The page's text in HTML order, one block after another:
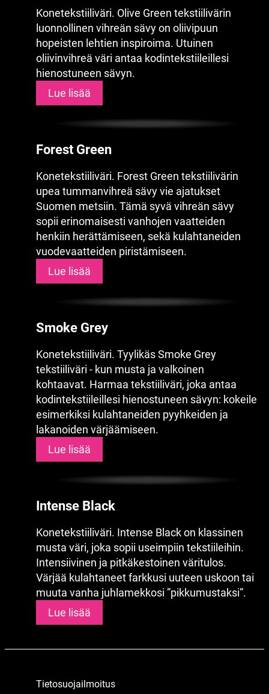
Konetekstiiliväri. Olive Green tekstiilivärin
luonnollinen vihreän sävy on oliivipuun
hopeisten lehtien inspiroima. Utuinen
oliivinvihreä väri antaa kodintekstiileillesi
hienostuneen sävyn.
Lue lisää
Forest Green
Konetekstiiliväri. Forest Green tekstiilivärin
upea tummanvihreä sävy vie ajatukset
Suomen metsiin. Tämä syvä vihreän sävy
sopii erinomaisesti vanhojen vaatteiden
henkiin herättämiseen, sekä kulahtaneiden
vuodevaatteiden piristämiseen.
Lue lisää
Smoke Grey
Konetekstiiliväri. Tyylikäs Smoke Grey
tekstiiliväri - kun musta ja valkoinen
kohtaavat. Harmaa tekstiiliväri, joka antaa
kodintekstiileillesi hienostuneen sävyn: kokeile
esimerkiksi kulahtaneiden pyyhkeiden ja
lakanoiden värjäämiseen.
Lue lisää
Intense Black
Konetekstiiliväri. Intense Black on klassinen
musta väri, joka sopii useimpiin tekstiileihin.
Intensiivinen ja pitkäkestoinen väritulos.
Värjää kulahtaneet farkkusi uuteen uskoon tai
muuta vanha juhlamekkosi ”pikkumustaksi”.
Lue lisää
Tietosuojailmoitus